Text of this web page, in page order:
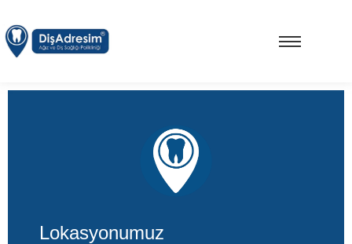
Lokasyonumuz